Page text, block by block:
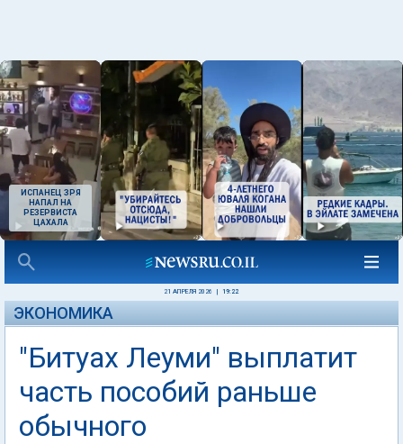
ИСПАНЕЦ ЗРЯ
НАПАЛ НА
РЕЗЕРВИСТА
ЦАХАЛА
21 АПРЕЛЯ 2026 19:22
ЭКОНОМИКА
"Битуах Леуми" выплатит
часть пособий раньше
обычного